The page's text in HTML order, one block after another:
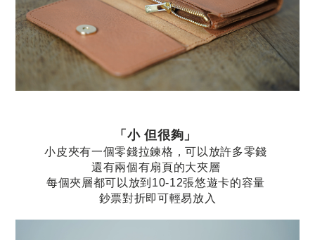
「小 但很夠」
小皮夾有一個零錢拉鍊格，可以放許多零錢
還有兩個有扇頁的大夾層
每個夾層都可以放到10-12張悠遊卡的容量
鈔票對折即可輕易放入